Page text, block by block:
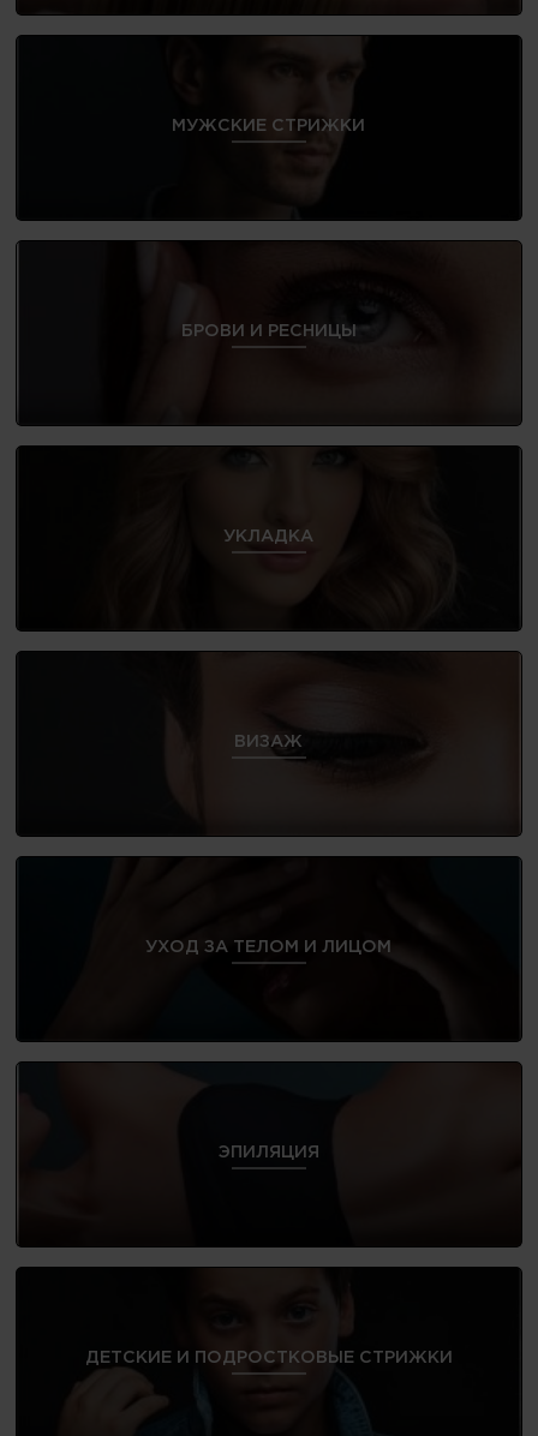
МУЖСКИЕ СТРИЖКИ
БРОВИ И РЕСНИЦЫ
УКЛАДКА
ВИЗАЖ
УХОД ЗА ТЕЛОМ И ЛИЦОМ
ЭПИЛЯЦИЯ
ДЕТСКИЕ И ПОДРОСТКОВЫЕ СТРИЖКИ